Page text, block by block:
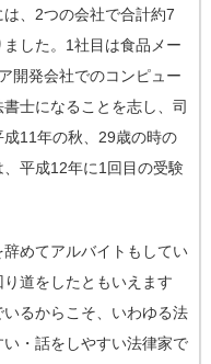
、2つの会社で合計約7
した。1社目は食品メー
開発会社でのコンピュー
士になることを志し、司
11年の秋、29歳の時の
平成12年に1回目の受験
めてアルバイトもしてい
道をしたともいえます
るからこそ、いわゆる法
・話をしやすい法律家で